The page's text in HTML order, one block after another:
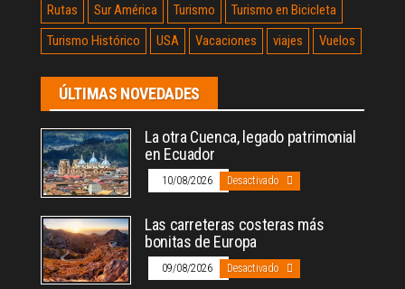
Rutas
Sur América Turismo
Turismo en Bicicleta
Turismo Histórico
USA Vacaciones viajes Vuelos
ÚLTIMAS NOVEDADES
La otra Cuenca, legado patrimonial
en Ecuador
10/08/2026 Desactivado
Las carreteras costeras más
bonitas de Europa
09/08/2026 Desactivado